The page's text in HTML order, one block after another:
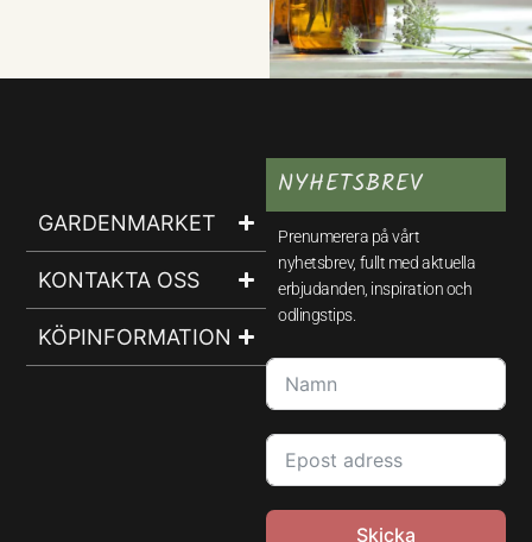
GARDENMARKET
KONTAKTA OSS
KÖPINFORMATION
NYHETSBREV
Prenumerera på vårt
nyhetsbrev, fullt med aktuella
erbjudanden, inspiration och
odlingstips.
Skicka